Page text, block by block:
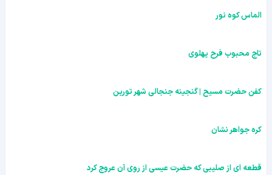
الماس کوه نور
تاج محبوب فرح پهلوی
کفن حضرت مسیح | گنجینه جنجالی شهر تورین
کره جواهر نشان
قطعه ای از صلیبی که حضرت عیسی از روی آن عروج کرد